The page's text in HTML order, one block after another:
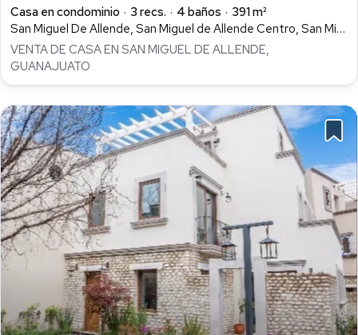
Casa en condominio
3 recs. 4 baños
391 m²
San Miguel De Allende, San Miguel de Allende Centro, San Miguel de Allende
VENTA DE CASA EN SAN MIGUEL DE ALLENDE,
GUANAJUATO